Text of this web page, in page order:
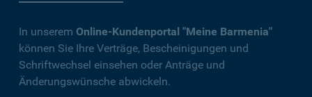
In unserem Online-Kundenportal "Meine Barmenia"
können Sie Ihre Verträge, Bescheinigungen und
Schriftwechsel einsehen oder Anträge und
Änderungswünsche abwickeln.